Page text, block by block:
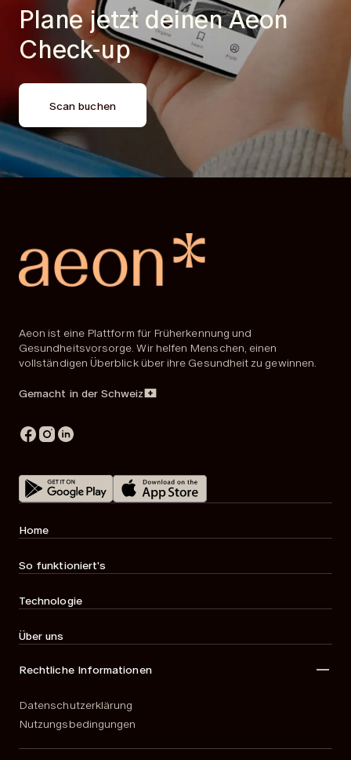
Plane jetzt deinenAeon
Check-up
Scan buchen
Aeon ist eine Plattform für Früherkennung und
Gesundheitsvorsorge. Wir helfen Menschen, einen
vollständigen Überblick über ihre Gesundheit zu gewinnen.
Gemacht in der Schweiz
Home
So funktioniert's
Technologie
Über uns
Rechtliche Informationen
Datenschutzerklärung
Nutzungsbedingungen